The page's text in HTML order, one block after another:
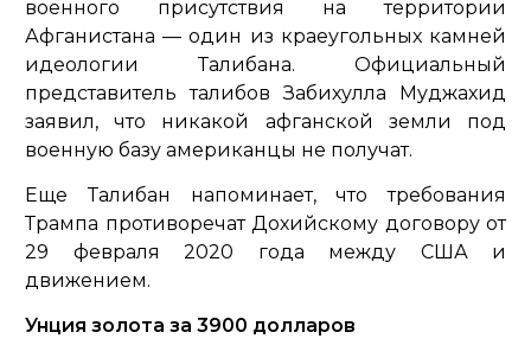
военного присутствия на территории
Афганистана — один из краеугольных камней
идеологии Талибана. Официальный
представитель талибов Забихулла Муджахид
заявил, что никакой афганской земли под
военную базу американцы не получат.
Еще Талибан напоминает, что требования
Трампа противоречат Дохийскому договору от
29 февраля 2020 года между США и
движением.
Унция золота за 3900 долларов